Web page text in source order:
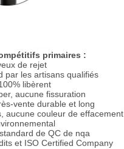
primaires :
de rejet
par les artisans qualifiés
libèrent
aucune fissuration
vente durable et long
aucune couleur de effacement
de QC de nqa
et ISO Certified Company